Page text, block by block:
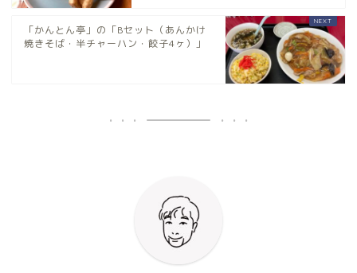
「かんとん亭」の「Bセット（あんかけ
焼きそば・半チャーハン・餃子4ヶ）」